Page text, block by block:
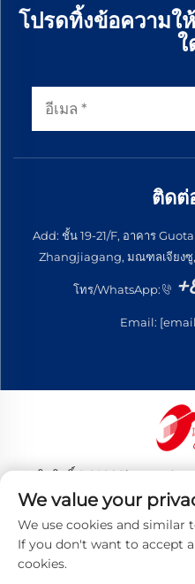
โปรดทิ้งข้อความใ
ใ
ติดต่
Add: ชั้น 19-21/F, อาคาร
Zhangjiagang, มณฑลเจียงซู,
โทร/WhatsApp:
Email:
ลิขสิทธิ์ © 2026 Jiangsu
สงวนลิข
นโยบายคว
We value your
We use cookies and similar
If you don't want to accept
cookies.